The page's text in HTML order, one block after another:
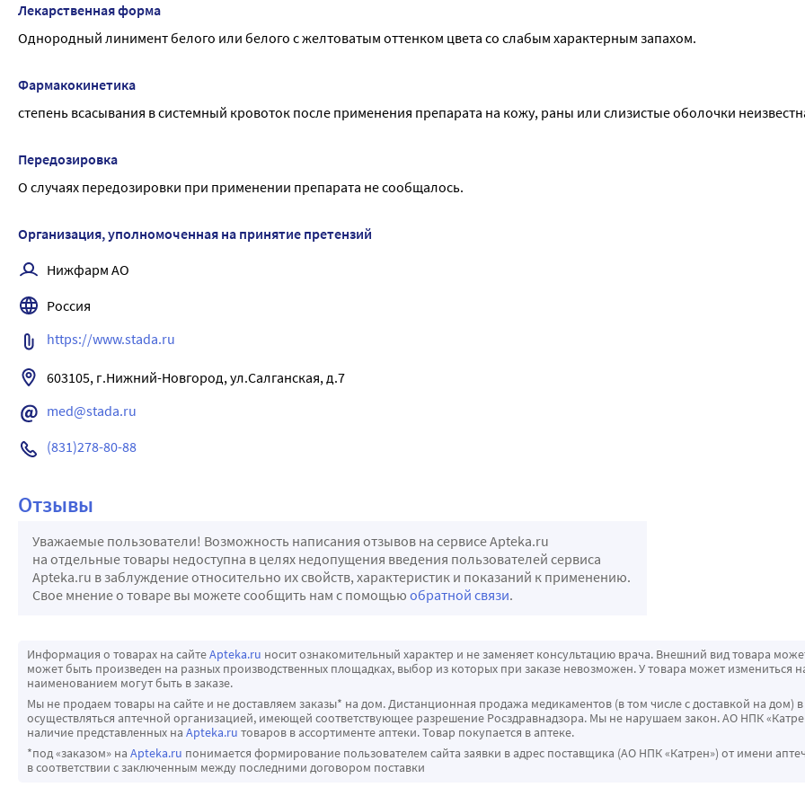
Лекарственная форма
Однородный линимент белого или белого с желтоватым оттенком цвета со слабым характерным запахом.
Фармакокинетика
степень всасывания в системный кровоток после применения препарата на кожу, раны или слизистые оболочки
Передозировка
О случаях передозировки при применении препарата не сообщалось.
Организация, уполномоченная на принятие претензий
Нижфарм АО
Россия
https://www.stada.ru
603105, г.Нижний-Новгород, ул.Салганская, д.7
med@stada.ru
(831)278-80-88
Отзывы
Уважаемые пользователи! Возможность написания отзывов на сервисе Apteka.ru
на отдельные товары недоступна в целях недопущения введения пользователей сервиса
Apteka.ru в заблуждение относительно их свойств, характеристик и показаний к применению.
Свое мнение о товаре вы можете сообщить нам с помощью обратной связи.
Информация о товарах на сайтеApteka.ru носит ознакомительный характер и не заменяет консультацию врача. Внешний вид товара
может быть произведен на разных производственных площадках, выбор из которых при заказе невозможен. У товара может измениться
наименованием могут быть в заказе.
Мы не продаем товары на сайте и не доставляем заказы* на дом. Дистанционная продажа медикаментов (в том числе с доставкой на дом) в
осуществляться аптечной организацией, имеющей соответствующее разрешение Росздравнадзора. Мы не нарушаем закон. АО НПК
наличие представленных на Apteka.ru товаров в ассортименте аптеки. Товар покупается в аптеке.
*под «заказом» на Apteka.ru понимается формирование пользователем сайта заявки в адрес поставщика (АО НПК «Катрен») от имени
в соответствии с заключенным между последними договором поставки